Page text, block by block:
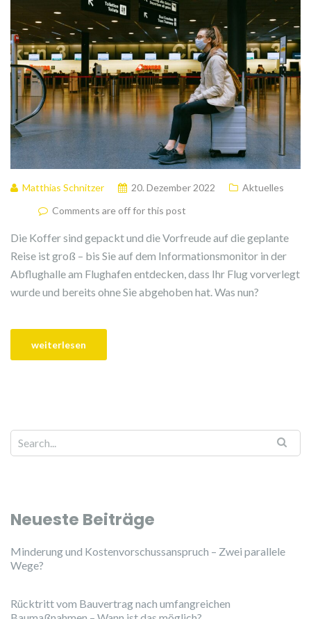
Matthias Schnitzer 20. Dezember 2022
Aktuelles
Comments are off for this post
Die Koffer sind gepackt und die Vorfreude auf die geplante
Reise ist groß – bis Sie auf dem Informationsmonitor in der
Abflughalle am Flughafen entdecken, dass Ihr Flug vorverlegt
wurde und bereits ohne Sie abgehoben hat. Was nun?
Neueste Beiträge
Minderung und Kostenvorschussanspruch – Zwei parallele
Wege?
Rücktritt vom Bauvertrag nach umfangreichen